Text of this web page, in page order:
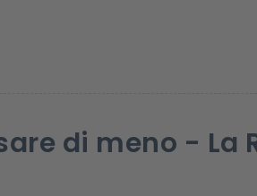
di meno - La